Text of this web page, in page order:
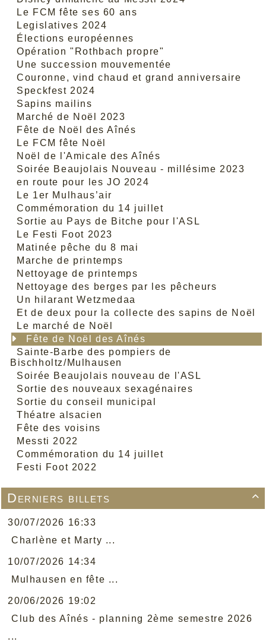
Le FCM fête ses 60 ans
Legislatives 2024
Élections européennes
Opération "Rothbach propre"
Une succession mouvementée
Couronne, vind chaud et grand anniversaire
Speckfest 2024
Sapins mailins
Marché de Noël 2023
Fête de Noël des Aînés
Le FCM fête Noël
Noël de l'Amicale des Aînés
Soirée Beaujolais Nouveau - millésime 2023
en route pour les JO 2024
Le 1er Mulhaus’air
Commémoration du 14 juillet
Sortie au Pays de Bitche pour l'ASL
Le Festi Foot 2023
Matinée pêche du 8 mai
Marche de printemps
Nettoyage de printemps
Nettoyage des berges par les pêcheurs
Un hilarant Wetzmedaa
Et de deux pour la collecte des sapins de Noël
Le marché de Noël
Fête de Noël des Aînés
Sainte-Barbe des pompiers de
Bischholtz/Mulhausen
Soirée Beaujolais nouveau de l'ASL
Sortie des nouveaux sexagénaires
Sortie du conseil municipal
Théatre alsacien
Fête des voisins
Messti 2022
Commémoration du 14 juillet
Festi Foot 2022

Derniers billets
30/07/2026 16:33
Charlène et Marty ...
10/07/2026 14:34
Mulhausen en fête ...
20/06/2026 19:02
Club des Aînés - planning 2ème semestre 2026
...